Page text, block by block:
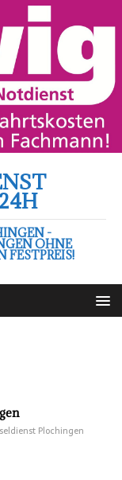
-
OHNE
FESTPREIS!
Plochingen